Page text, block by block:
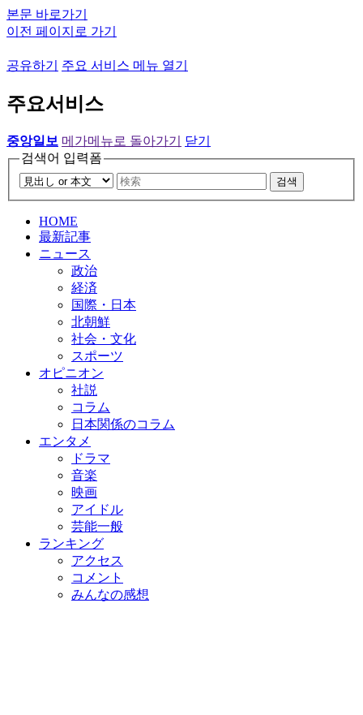
본문 바로가기
이전 페이지로 가기
공유하기 주요 서비스 메뉴 열기
주요서비스
중앙일보 메가메뉴로 돌아가기
닫기
검색어 입력폼
검색
HOME
最新記事
ニュース
政治
経済
国際・日本
北朝鮮
社会・文化
スポーツ
オピニオン
社説
コラム
日本関係のコラム
エンタメ
ドラマ
音楽
映画
アイドル
芸能一般
ランキング
アクセス
コメント
みんなの感想